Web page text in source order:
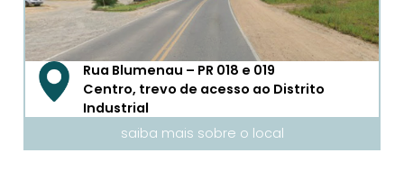
Rua Blumenau – PR 018 e 019
Centro, trevo de acesso ao Distrito
Industrial
saiba mais sobre o local